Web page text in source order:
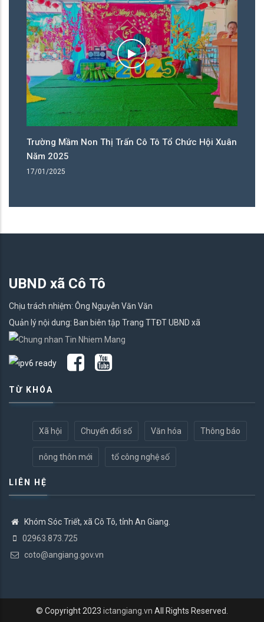
Trường Mầm Non Thị Trấn Cô Tô Tổ Chức Hội Xuân
Năm 2025
17/01/2025
UBND xã Cô Tô
Chịu trách nhiệm: Ông Nguyễn Văn Văn
Quản lý nội dung: Ban biên tập Trang TTĐT UBND xã
TỪ KHÓA
Xã hội Chuyển đổi số Văn hóa Thông báo
nông thôn mới tổ công nghệ số
LIÊN HỆ
Khóm Sóc Triết, xã Cô Tô, tỉnh An Giang.
02963.873.725
coto@angiang.gov.vn
© Copyright 2023 ictangiang.vn All Rights Reserved.